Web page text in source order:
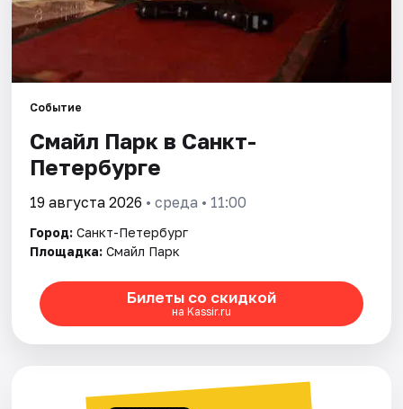
Событие
Смайл Парк в Санкт-
Петербурге
19 августа 2026 • среда • 11:00
Город: Санкт-Петербург
Площадка: Смайл Парк
Билеты со скидкой
на Kassir.ru